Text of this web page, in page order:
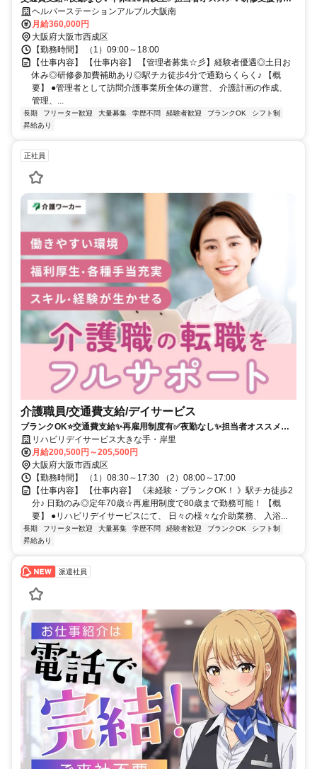
経験者優遇✨週休2日
ヘルパーステーションアルブル大阪南
月給360,000円
大阪府大阪市西成区
【勤務時間】 （1）09:00～18:00
【仕事内容】 【仕事内容】 【管理者募集☆彡】経験者優遇◎土日お
休み◎研修参加費補助あり◎駅チカ徒歩4分で通勤らくらく♪ 【概
要】 ●管理者として訪問介護事業所全体の運営、 介護計画の作成、
管理、...
長期 フリーター歓迎 大量募集 学歴不問 経験者歓迎 ブランクOK
シフト制
昇給あり
正社員
介護職員/交通費支給/デイサービス
ブランクOK⭐️交通費支給✨再雇用制度有✅️夜勤なし✨担当者オススメ⭕️
未経験歓迎✨研修支援有❗️経験者優遇⭐️駅チカ
リハビリデイサービス大きな手・岸里
月給200,500円～205,500円
大阪府大阪市西成区
【勤務時間】 （1）08:30～17:30 （2）08:00～17:00
【仕事内容】 【仕事内容】 《未経験・ブランクOK！ 》駅チカ徒歩2
分♪ 日勤のみ◎定年70歳☆再雇用制度で80歳まで勤務可能！ 【概
要】 ●リハビリデイサービスにて、 日々の様々な介助業務、 入浴...
長期 フリーター歓迎 大量募集 学歴不問 経験者歓迎 ブランクOK
シフト制
昇給あり
派遣社員